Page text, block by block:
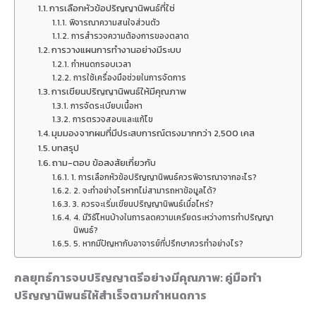
การเลือกหัวข้อปริญญานิพนธ์ที่ใช่
พิจารณาความสนใจส่วนตัว
การสำรวจความต้องการของตลาด
การวางแผนการทำงานอย่างมีระบบ
กำหนดกรอบเวลา
การใช้เครื่องมือช่วยในการจัดการ
การเขียนปริญญานิพนธ์ให้มีคุณภาพ
การจัดระเบียบเนื้อหา
การตรวจสอบและแก้ไข
มุมมองจากผมที่มีประสบการณ์ตรงมากกว่า 2,500 เคส
บทสรุป
ถาม-ตอบ ข้อสงสัยเกี่ยวกับ
1. การเลือกหัวข้อปริญญานิพนธ์ควรพิจารณาจากอะไร?
2. จะทำอย่างไรหากไม่สามารถหาข้อมูลได้?
3. ควรจะเริ่มเขียนปริญญานิพนธ์เมื่อไหร่?
4. มีวิธีไหนบ้างในการลดความเครียดระหว่างการทำปริญญา
นิพนธ์?
5. หากมีปัญหากับอาจารย์ที่ปรึกษาควรทำอย่างไร?
กลยุทธ์การจบปริญญาตรีอย่างมีคุณภาพ: คู่มือทำ
ปริญญานิพนธ์ให้สำเร็จตามกำหนดการ